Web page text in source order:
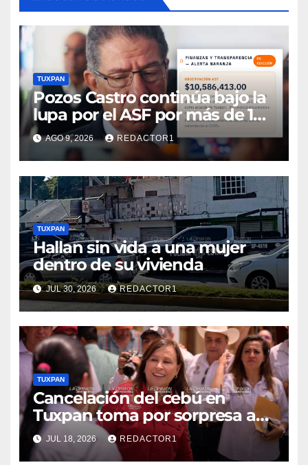
TUXPAN
Pozos Castro continúa bajo la
lupa por el ASF por más de 10
MDP
AGO 9, 2026 REDACTOR1
TUXPAN
Hallan sin vida a una mujer
dentro de su vivienda
JUL 30, 2026 REDACTOR1
TUXPAN
Cancelación del cebú en
Tuxpan toma por sorpresa a
Nahle
JUL 18, 2026 REDACTOR1